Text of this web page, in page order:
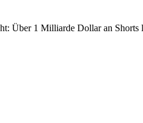
Über 1 Milliarde Dollar an Shorts